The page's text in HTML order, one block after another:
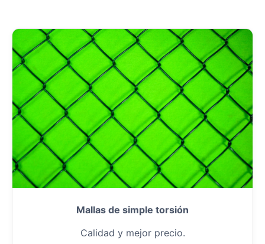
Mallas de simple torsión
Calidad y mejor precio.